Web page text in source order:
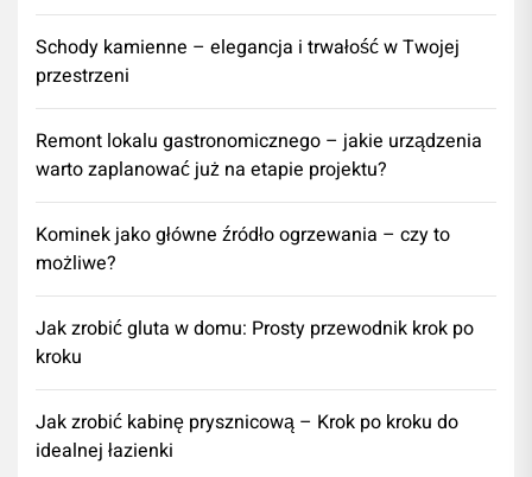
Schody kamienne – elegancja i trwałość w Twojej
przestrzeni
​Remont lokalu gastronomicznego – jakie urządzenia
warto zaplanować już na etapie projektu?
Kominek jako główne źródło ogrzewania – czy to
możliwe?
Jak zrobić gluta w domu: Prosty przewodnik krok po
kroku
Jak zrobić kabinę prysznicową – Krok po kroku do
idealnej łazienki